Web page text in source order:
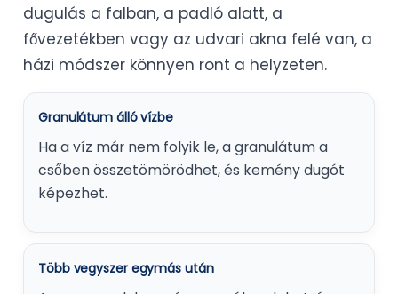
dugulás a falban, a padló alatt, a
fővezetékben vagy az udvari akna felé van, a
házi módszer könnyen ront a helyzeten.
Granulátum álló vízbe
Ha a víz már nem folyik le, a granulátum a
csőben összetömörödhet, és kemény dugót
képezhet.
Több vegyszer egymás után